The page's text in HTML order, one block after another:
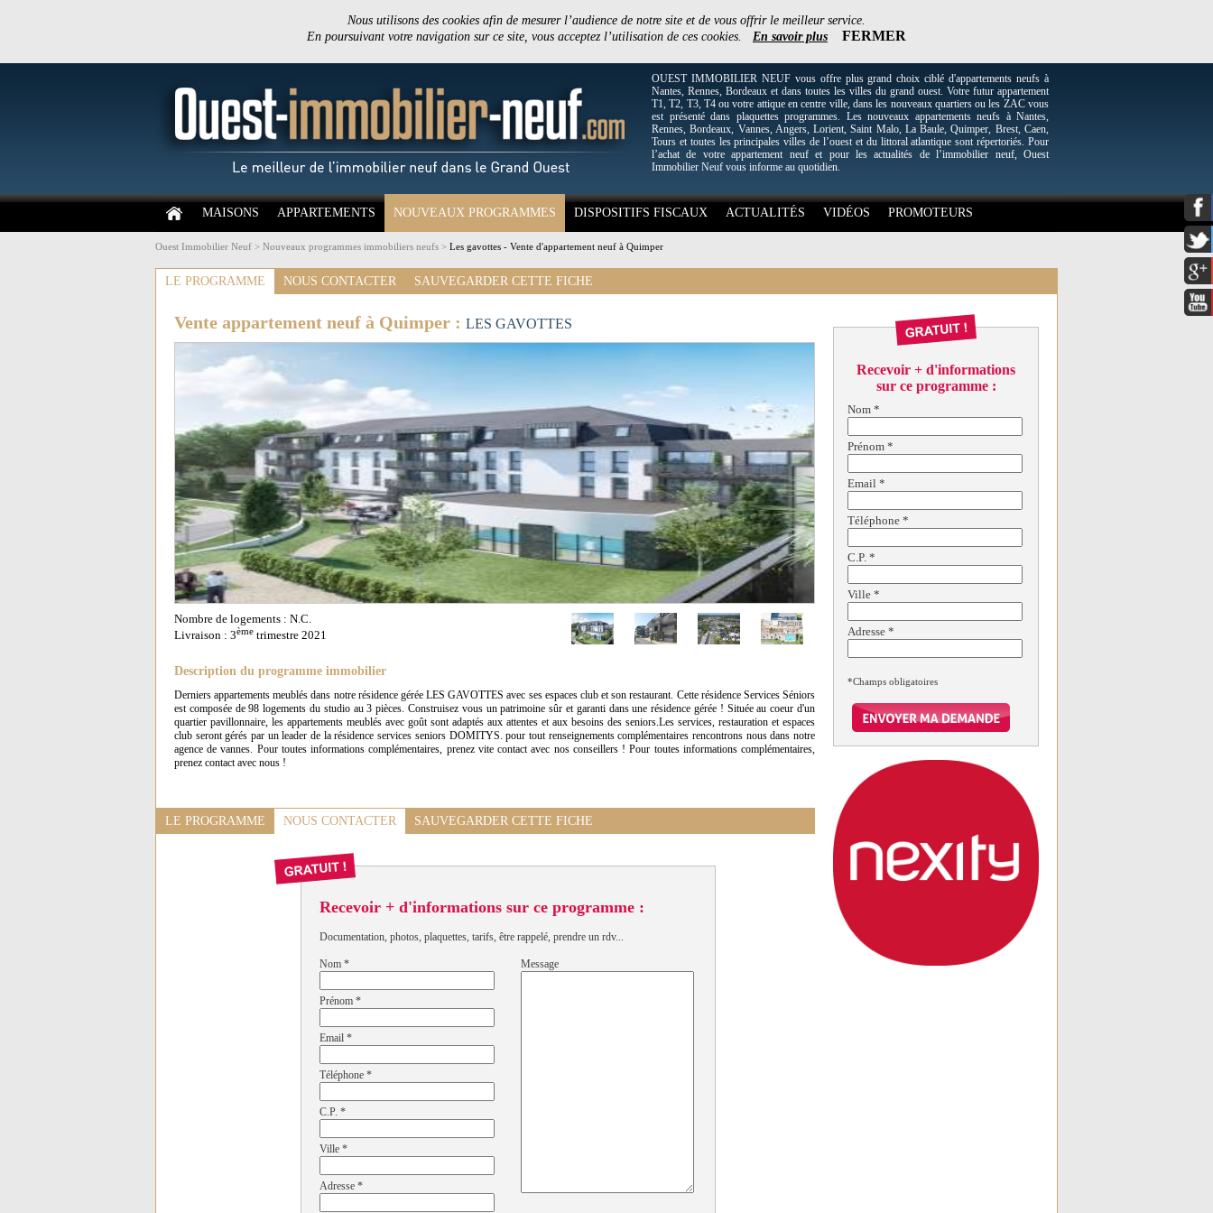
Nous utilisons des cookies afin de mesurer l’audience de notre site et de vous offrir le meilleur service.
En poursuivant votre navigation sur ce site, vous acceptez l’utilisation de ces cookies. En savoir plus FERMER
OUEST IMMOBILIER NEUF vous offre plus grand choix ciblé d'appartements neufs à
Nantes, Rennes, Bordeaux et dans toutes les villes du grand ouest. Votre futur appartement
T1, T2, T3, T4 ou votre attique en centre ville, dans les nouveaux quartiers ou les ZAC vous
est présenté dans plaquettes programmes. Les nouveaux appartements neufs à Nantes,
Rennes, Bordeaux, Vannes, Angers, Lorient, Saint Malo, La Baule, Quimper, Brest, Caen,
Tours et toutes les principales villes de l’ouest et du littoral atlantique sont répertoriés. Pour
l’achat de votre appartement neuf et pour les actualités de l’immobilier neuf, Ouest
Immobilier Neuf vous informe au quotidien.
MAISONS APPARTEMENTS NOUVEAUX PROGRAMMES DISPOSITIFS FISCAUX ACTUALITÉS VIDÉOS PROMOTEURS
Ouest Immobilier Neuf > Nouveaux programmes immobiliers neufs > Les gavottes - Vente d'appartement neuf à Quimper
LE PROGRAMME NOUS CONTACTER SAUVEGARDER CETTE FICHE
Vente appartement neuf à Quimper : LES GAVOTTES
Nombre de logements : N.C.
Livraison : 3ème trimestre 2021
Description du programme immobilier
Derniers appartements meublés dans notre résidence gérée LES GAVOTTES avec ses espaces club et son restaurant. Cette résidence Services Séniors
est composée de 98 logements du studio au 3 pièces. Construisez vous un patrimoine sûr et garanti dans une résidence gérée ! Située au coeur d'un
quartier pavillonnaire, les appartements meublés avec goût sont adaptés aux attentes et aux besoins des seniors.Les services, restauration et espaces
club seront gérés par un leader de la résidence services seniors DOMITYS. pour tout renseignements complémentaires rencontrons nous dans notre
agence de vannes. Pour toutes informations complémentaires, prenez vite contact avec nos conseillers ! Pour toutes informations complémentaires,
prenez contact avec nous !
LE PROGRAMME NOUS CONTACTER SAUVEGARDER CETTE FICHE
Recevoir + d'informations sur ce programme :
Documentation, photos, plaquettes, tarifs, être rappelé, prendre un rdv...
Nom *
Prénom *
Email *
Téléphone *
C.P. *
Ville *
Adresse *
Message
Recevoir + d'informations
sur ce programme :
Nom *
Prénom *
Email *
Téléphone *
C.P. *
Ville *
Adresse *
*Champs obligatoires